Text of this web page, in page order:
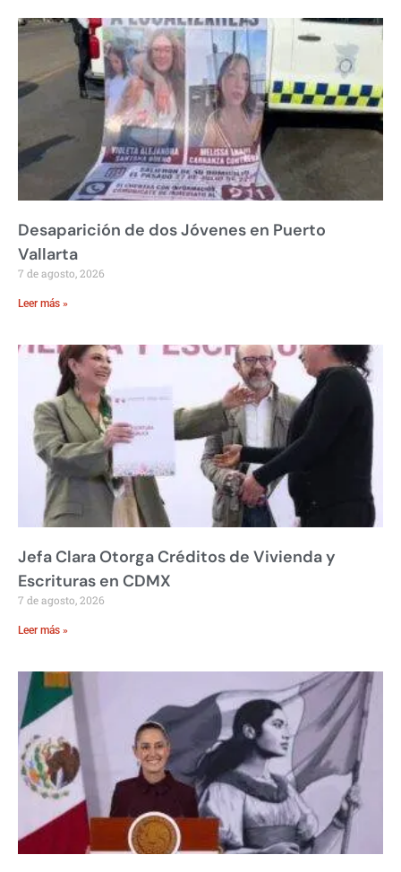
Desaparición de dos Jóvenes en Puerto
Vallarta
7 de agosto, 2026
Leer más »
Jefa Clara Otorga Créditos de Vivienda y
Escrituras en CDMX
7 de agosto, 2026
Leer más »